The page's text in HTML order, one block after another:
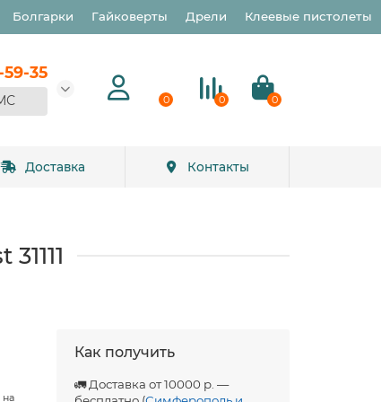
Болгарки Гайковерты Дрели Клеевые пистолеты
35
0 0 0
Доставка Контакты
на
Как получить
🚛 Доставка от 10000 р. —